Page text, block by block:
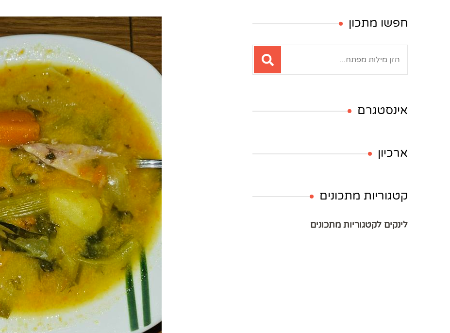
חפשו מתכון
אינסטגרם
ארכיון
קטגוריות מתכונים
לינקים לקטגוריות מתכונים